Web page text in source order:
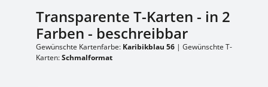
Transparente T-Karten - in 2
Farben - beschreibbar
Gewünschte Kartenfarbe: Karibikblau 56 | Gewünschte T-
Karten:Schmalformat